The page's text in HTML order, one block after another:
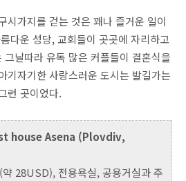
시가지를 걷는 것은 꽤나 즐거운 일이
다운 성당, 교회들이 곳곳에 자리하고
날따라 유독 많은 커플들이 결혼식을
기자기한 사랑스러운 도시는 발길가는
런 곳이었다.
house Asena (Plovdiv,
28USD), 전용욕실, 공용거실과 주